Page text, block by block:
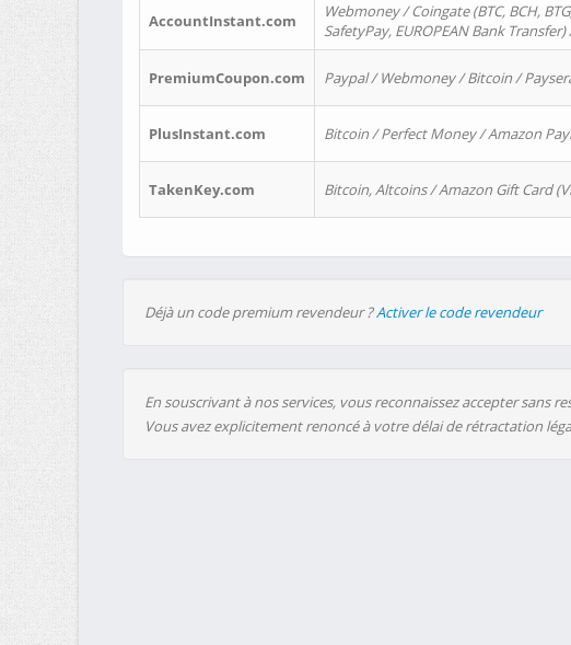
AccountInstant.com
Webmoney / Coingate (BTC, BCH,
SafetyPay, EUROPEAN Bank
PremiumCoupon.com Paypal / Webmoney / Bitcoin /
PlusInstant.com Bitcoin / Perfect Money / Amazon
TakenKey.com Bitcoin, Altcoins / Amazon Gift Card
Déjà un code premium revendeur ?Activer le code revendeur
En souscrivant à nos services, vous reconnaissez accepter sans
Vous avez explicitement renoncé à votre délai de rétractation